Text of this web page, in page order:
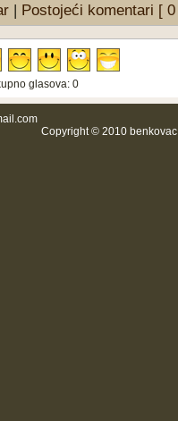
| Postojeći komentari [ 0
glasova: 0
Copyright © 2010